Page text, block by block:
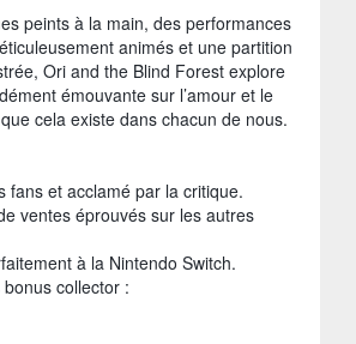
peints à la main, des performances
animés et une partition
Ori and the Blind Forest explore
émouvante sur l’amour et le
cela existe dans chacun de nous.
fans et acclamé par la critique.
ventes éprouvés sur les autres
à la Nintendo Switch.
collector :